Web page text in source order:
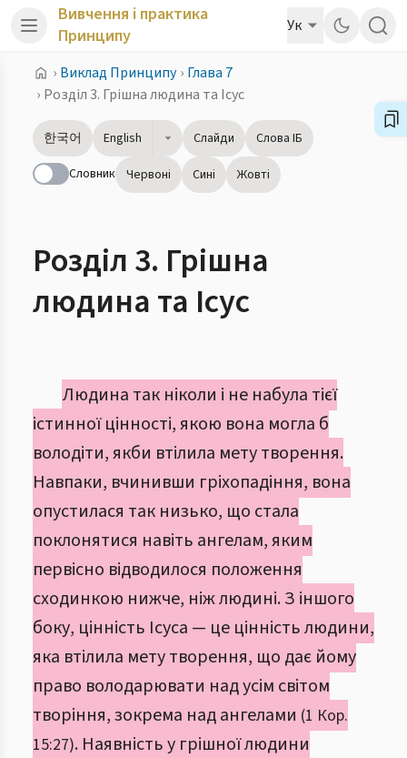
Вивчення і практика
Принципу
Ук
› Виклад Принципу › Глава 7
› Розділ 3. Грішна людина та Ісус
한국어 English Слайди
Слова ІБ
Словник Червоні Сині Жовті
Розділ 3. Грішна
людина та Ісус
Людина так ніколи і не набула тієї
істинної цінності, якою вона могла б
володіти, якби втілила мету творення.
Навпаки, вчинивши гріхопадіння, вона
опустилася так низько, що стала
поклонятися навіть ангелам, яким
первісно відводилося положення
сходинкою нижче, ніж людині. З іншого
боку, цінність Ісуса — це цінність людини,
яка втілила мету творення, що дає йому
право володарювати над усім світом
творіння, зокрема над ангелами (1 Кор.
15:27). Наявність у грішної людини